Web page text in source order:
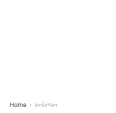
Home મનોરંજન